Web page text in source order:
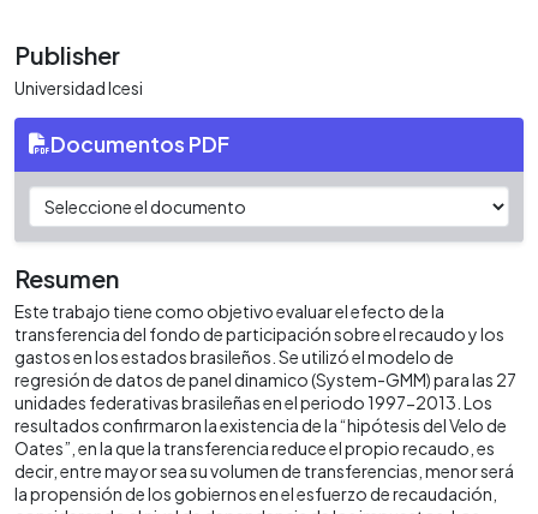
Publisher
Universidad Icesi
Documentos PDF
Resumen
Este trabajo tiene como objetivo evaluar el efecto de la
transferencia del fondo de participación sobre el recaudo y los
gastos en los estados brasileños. Se utilizó el modelo de
regresión de datos de panel dinamico (System-GMM) para las 27
unidades federativas brasileñas en el periodo 1997-2013. Los
resultados confirmaron la existencia de la “hipótesis del Velo de
Oates”, en la que la transferencia reduce el propio recaudo, es
decir, entre mayor sea su volumen de transferencias, menor será
la propensión de los gobiernos en el esfuerzo de recaudación,